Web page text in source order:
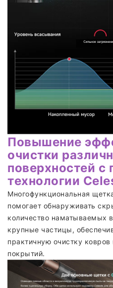
Повышение
очистки
поверхностей
технологии
Многофункциональная
помогает обнаруживать
количество наматываемых
крупные частицы,
практичную очистку
покрытий.